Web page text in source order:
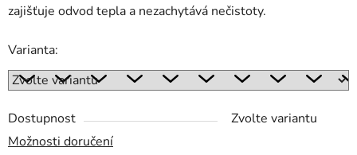
zajišťuje odvod tepla a nezachytává nečistoty.
Varianta:
Dostupnost
Zvolte variantu
Možnosti doručení